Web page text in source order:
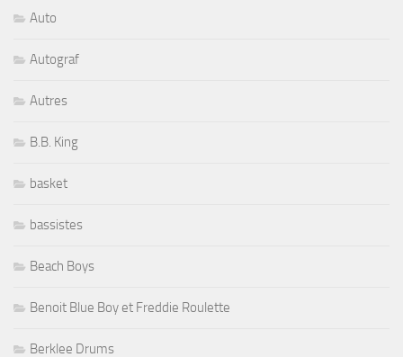
Auto
Autograf
Autres
B.B. King
basket
bassistes
Beach Boys
Benoit Blue Boy et Freddie Roulette
Berklee Drums